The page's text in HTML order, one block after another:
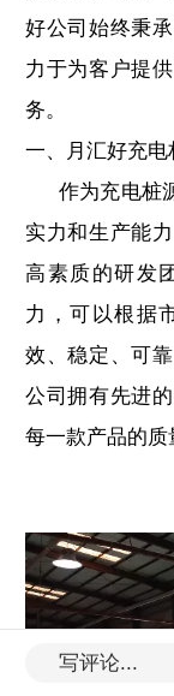
好公司始终秉
力于为客户提
务。
一、月汇好充
作为充电桩
实力和生产能
高素质的研发
力，可以根据
效、稳定、可
公司拥有先进
每一款产品的质
写评论...